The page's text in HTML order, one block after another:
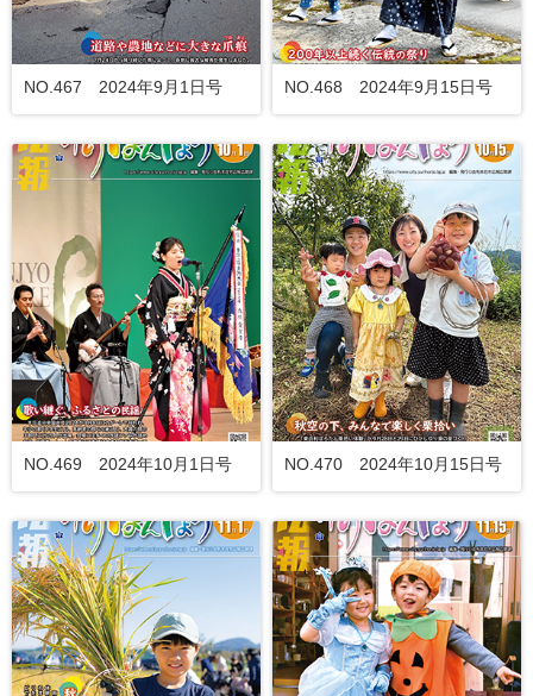
NO.467 2024年9月1日号 NO.468 2024年9月15日号
NO.469 2024年10月1日号 NO.470 2024年10月15日号